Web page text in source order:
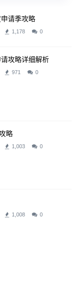
请季攻略
1,178 0
攻略详细解析
971 0
略
1,003 0
1,008 0